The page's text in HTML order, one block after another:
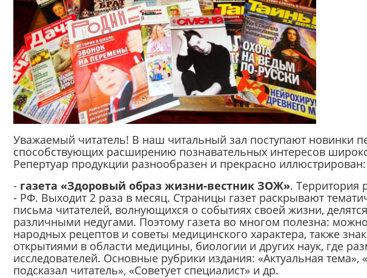
Уважаемый читатель! В наш читальный зал поступают новинки
способствующих расширению познавательных интересов
Репертуар продукции разнообразен и прекрасно иллюстрирован:
- газета «Здоровый образ жизни-вестник ЗОЖ». Территория
- РФ. Выходит 2 раза в месяц. Страницы газет раскрывают
письма читателей, волнующихся о событиях своей жизни,
различными недугами. Поэтому газета во многом полезна:
народных рецептов и советы медицинского характера, также
открытиями в области медицины, биологии и других наук, где
исследователей. Основные рубрики издания: «Актуальная тема»,
подсказал читатель», «Советует специалист» и др.